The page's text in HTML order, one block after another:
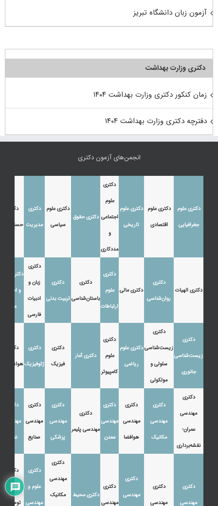
آزمون زبان دانشگاه تبریز
دکتری وزارت بهداشت
زمان کنکور دکتری وزارت بهداشت ۱۴۰۴
دفترچه دکتری وزارت بهداشت ۱۴۰۴
انجمن‌های آزمون دکتری
دکتری علوم
جغرافیایی
دکتری علوم
اقتصادی
دکتری علوم
تاریخی
دکتری
علوم
اجتماعی
و
مددکاری
دکتری حقوق
دکتری علوم
سیاسی
دکتری
مدیریت
دکتری
حسابداری
دکتری الهیات
دکتری
روان‌شناسی
دکتری مالی
دکتری
علوم
ارتباطات
دکتری
باستان‌شناسی
دکتری
تربیت بدنی
دکتری
زبان و
ادبیات
فارسی
دکتری زبان
و ادبیات
عرب
دکتری
زیست‌شناسی
جانوری
دکتری
زیست‌شناسی
سلولی و
مولکولی
دکتری علوم
ریاضی
دکتری
علوم
کامپیوتر
دکتری آمار
دکتری
فیزیک
دکتری
ژئوفیزیک
دکتری
هواشناسی
دکتری
مهندسی
عمران-
نقشه‌برداری
دکتری
مهندسی
مکانیک
دکتری
مهندسی
هوافضا
دکتری
مهندسی
معدن
دکتری
مهندسی پلیمر
دکتری
مهندسی
پزشکی
دکتری
مهندسی
صنایع
دکتری
مهندسی
نفت
دکتری
مهندسی
دکتری
مهندسی
دکتری
مهندسی
دکتری
مهندسی
دکتری محیط
دکتری
مهندسی
مکانیک
دکتری
علوم و
مهندسی
دکتری
اقتصاد،
توسعه و